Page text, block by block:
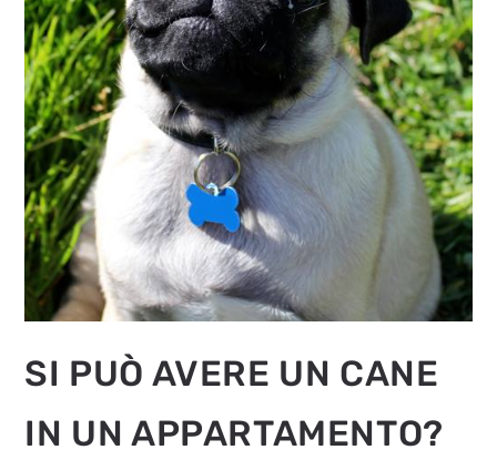
SI PUÒ AVERE UN CANE
IN UN APPARTAMENTO?